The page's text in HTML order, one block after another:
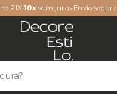
no PIX•10xsem juros•Envio seguro